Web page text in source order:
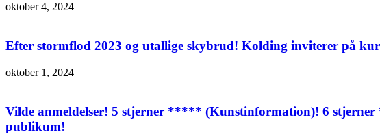
oktober 4, 2024
Efter stormflod 2023 og utallige skybrud! Kolding inviterer på
oktober 1, 2024
Vilde anmeldelser! 5 stjerner ***** (Kunstinformation)! 6
publikum!